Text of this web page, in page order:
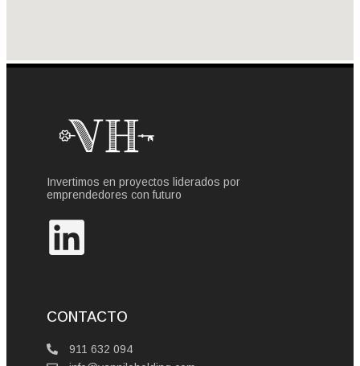
Invertimos en proyectos liderados por
emprendedores con futuro
CONTACTO
911 632 094